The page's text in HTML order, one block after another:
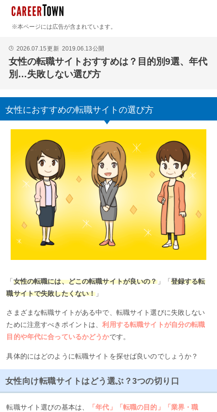
※本ページには広告が含まれています。
🕒 2026.07.15更新 2019.06.13公開
女性の転職サイトおすすめは？目的別9選、年代
別…失敗しない選び方
女性におすすめの転職サイトの選び方
「 女性の転職には、どこの転職サイトが良いの？」「 登録する転
職サイトで失敗したくない！ 」
さまざまな転職サイトがある中で、転職サイト選びに失敗しない
ために注意すべきポイントは、利用する転職サイトが自分の転職
目的や年代に合っているかどうかです。
具体的にはどのように転職サイトを探せば良いのでしょうか？
女性向け転職サイトはどう選ぶ？3つの切り口
転職サイト選びの基本は、
「年代」「転職の目的」「業界・職